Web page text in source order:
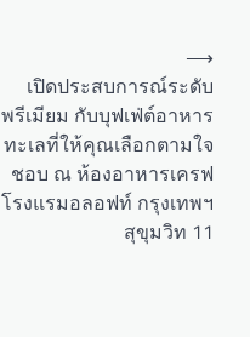
เปิดประสบการณ์ระดับ
พรีเมียม กับบุฟเฟ่ต์อาหาร
ทะเลที่ให้คุณเลือกตามใจ
ชอบ ณ ห้องอาหารเครฟ
โรงแรมอลอฟท์ กรุงเทพฯ
สุขุมวิท 11
⟶